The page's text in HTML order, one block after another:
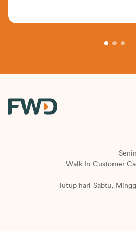
Walk In Customer
Tutup hari Sabtu,